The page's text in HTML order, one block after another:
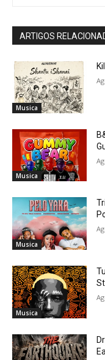
ARTIGOS
Musica
Musica
Musica
Musica